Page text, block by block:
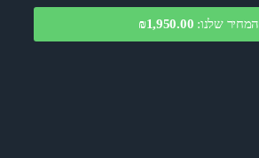
המחיר שלנו: ₪1,950.00